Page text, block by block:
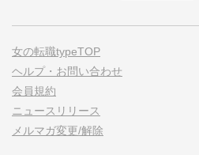
女の転職typeTOP
ヘルプ・お問い合わせ
会員規約
ニュースリリース
メルマガ変更/解除